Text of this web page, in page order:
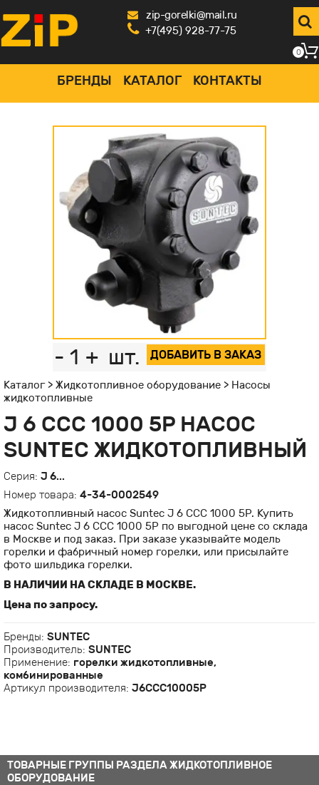
zip-gorelki@mail.ru
+7(495) 928-77-75
БРЕНДЫ КАТАЛОГ КОНТАКТЫ
0
- 1 + шт. ДОБАВИТЬ В ЗАКАЗ
Каталог> Жидкотопливное оборудование > Насосы
жидкотопливные
J 6 CCC 1000 5P НАСОС
SUNTEC ЖИДКОТОПЛИВНЫЙ
Серия: J 6...
Номер товара: 4-34-0002549
Жидкотопливный насос Suntec J 6 CCC 1000 5P. Купить
насос Suntec J 6 CCC 1000 5P по выгодной цене со склада
в Москве и под заказ. При заказе указывайте модель
горелки и фабричный номер горелки, или присылайте
фото шильдика горелки.
В НАЛИЧИИ НА СКЛАДЕ В МОСКВЕ.
Цена по запросу.
Бренды: SUNTEC
Производитель: SUNTEC
Применение: горелки жидкотопливные,
комбинированные
Артикул производителя: J6CCC10005P
ТОВАРНЫЕ ГРУППЫ РАЗДЕЛА ЖИДКОТОПЛИВНОЕ
ОБОРУДОВАНИЕ